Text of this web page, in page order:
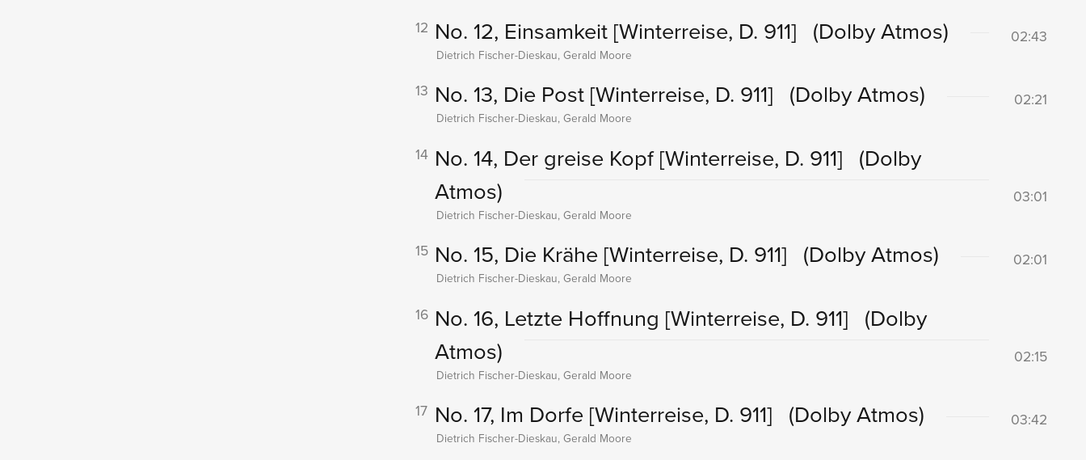
12 No. 12, Einsamkeit [Winterreise, D. 911] (Dolby Atmos) 02:43
Dietrich Fischer-Dieskau, Gerald Moore
13 No. 13, Die Post [Winterreise, D. 911] (Dolby Atmos) 02:21
Dietrich Fischer-Dieskau, Gerald Moore
14 No. 14, Der greise Kopf[Winterreise, D. 911] (Dolby
Atmos)
03:01
Dietrich Fischer-Dieskau, Gerald Moore
15 No. 15, Die Krähe [Winterreise, D. 911] (Dolby Atmos) 02:01
Dietrich Fischer-Dieskau, Gerald Moore
16 No. 16, Letzte Hoffnung [Winterreise, D. 911] (Dolby
Atmos)
02:15
Dietrich Fischer-Dieskau, Gerald Moore
17 No. 17, Im Dorfe [Winterreise, D. 911] (Dolby Atmos) 03:42
Dietrich Fischer-Dieskau, Gerald Moore